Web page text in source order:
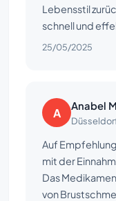
Lebensstil
schnell und
25/05/2025
A Anabel
Auf
mit der
Das
von